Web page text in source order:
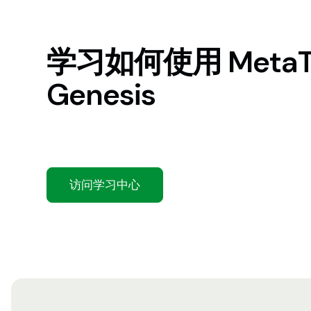
学习如何使用
Genesis
访问学习中心